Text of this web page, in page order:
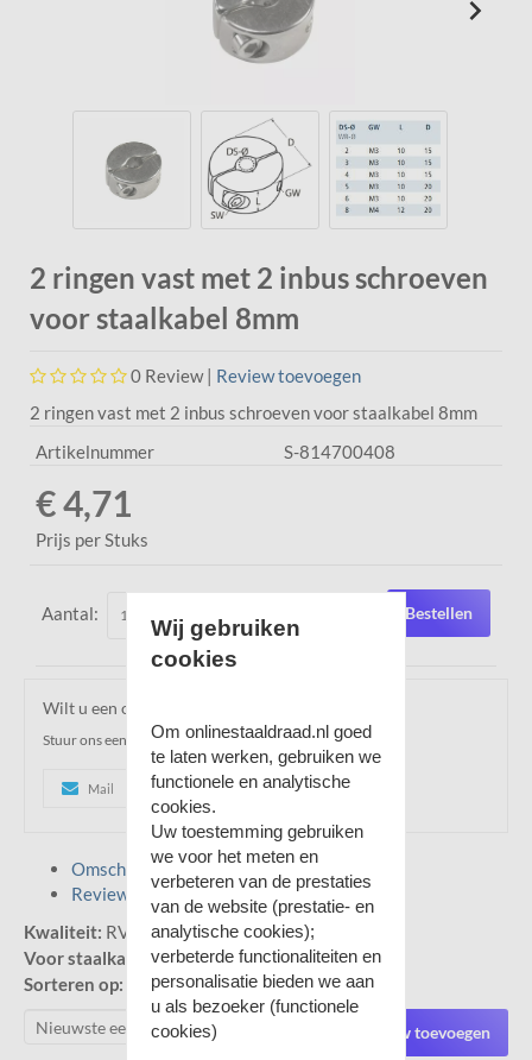
2 ringen vast met 2 inbus schroeven
voor staalkabel 8mm
0 Review | Review toevoegen
2 ringen vast met 2 inbus schroeven voor staalkabel 8mm
Artikelnummer
S-814700408
€ 4,71
Prijs per Stuks
Aantal: Bestellen
Wilt u een offerte ontvangen over dit product?
Stuur ons een e-mail of u mag ons gerust bellen!
Mail 0515521133 Whatsapp
Omschrijving
Reviews
Kwaliteit: RVS 316
Voor staalkabel diameter:8mm
Sorteren op:
Review toevoegen
Wij gebruiken
cookies
Om onlinestaaldraad.nl goed
te laten werken, gebruiken we
functionele en analytische
cookies.
Uw toestemming gebruiken
we voor het meten en
verbeteren van de prestaties
van de website (prestatie- en
analytische cookies);
verbeterde functionaliteiten en
personalisatie bieden we aan
u als bezoeker (functionele
cookies)